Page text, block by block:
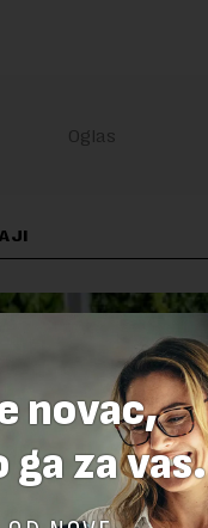
novac,
za vas.